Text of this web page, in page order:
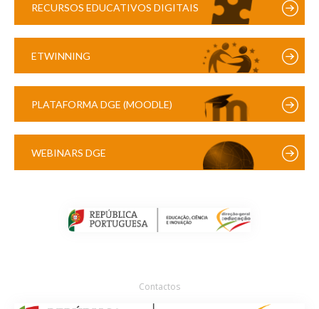
RECURSOS EDUCATIVOS DIGITAIS
ETWINNING
PLATAFORMA DGE (MOODLE)
WEBINARS DGE
Contactos